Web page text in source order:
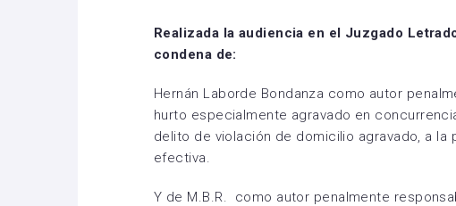
Realizada la audiencia en el Juzgado
condena de:
Hernán Laborde Bondanza como autor
hurto especialmente agravado en
delito de violación de domicilio agravado, a
efectiva.
Y de M.B.R. como autor penalmente